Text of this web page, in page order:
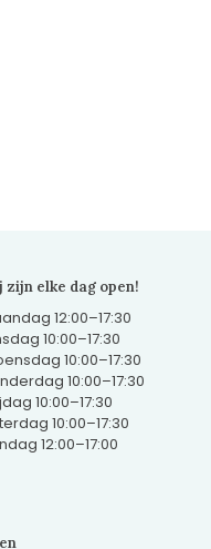
zijn elke dag open!
12:00–17:30
10:00–17:30
10:00–17:30
10:00–17:30
10:00–17:30
10:00–17:30
12:00–17:00